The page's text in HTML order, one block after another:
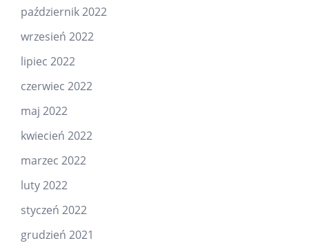
październik 2022
wrzesień 2022
lipiec 2022
czerwiec 2022
maj 2022
kwiecień 2022
marzec 2022
luty 2022
styczeń 2022
grudzień 2021